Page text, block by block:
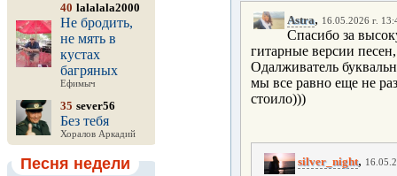
40 lalalala2000
Не бродить,
не мять в
кустах
багряных
Ефимыч
35 sever56
Без тебя
Хоралов Аркадий
Песня недели
Astra, 16.05.2026 г.
Спасибо за
гитарные версии
Одалживатель
мы все равно еще не
стоило)))
silver_night,